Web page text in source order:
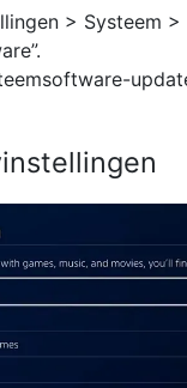
> Systeem >